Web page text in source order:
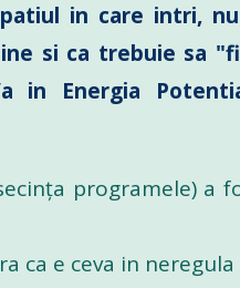
in care intri,
si ca trebuie sa
in Energia
programele) a
ca e ceva in